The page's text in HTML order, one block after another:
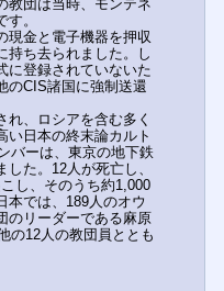
教団は当時、モンテネ
。
現金と電子機器を押収
持ち去られました。し
に登録されていないた
のCIS諸国に強制送還
れ、ロシアを含む多く
い日本の終末論カルト
バーは、東京の地下鉄
た。12人が死亡し、
し、そのうち約1,000
本では、189人のオウ
のリーダーである麻原
の12人の教団員ととも